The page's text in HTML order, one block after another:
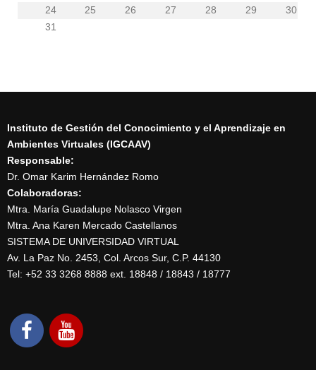
24
25 26 27 28 29
30
31
Instituto de Gestión del Conocimiento y el Aprendizaje en
Ambientes Virtuales (IGCAAV)
Responsable:
Dr. Omar Karim Hernández Romo
Colaboradoras:
Mtra. María Guadalupe Nolasco Virgen
Mtra. Ana Karen Mercado Castellanos
SISTEMA DE UNIVERSIDAD VIRTUAL
Av. La Paz No. 2453, Col. Arcos Sur, C.P. 44130
Tel: +52 33 3268 8888‏ ext. 18848 / 18843 / 18777